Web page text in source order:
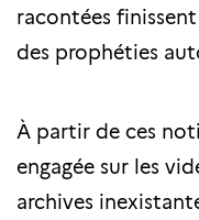
racontées
des prophéties
À partir de ces
engagée sur les
archives